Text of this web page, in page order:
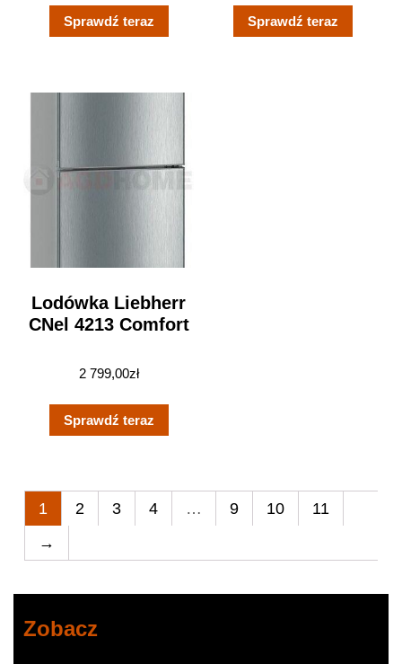
Sprawdź teraz Sprawdź teraz
Lodówka Liebherr
CNel 4213 Comfort
2 799,00zł
Sprawdź teraz
1 2 3 4 … 9 10
11
→
Zobacz